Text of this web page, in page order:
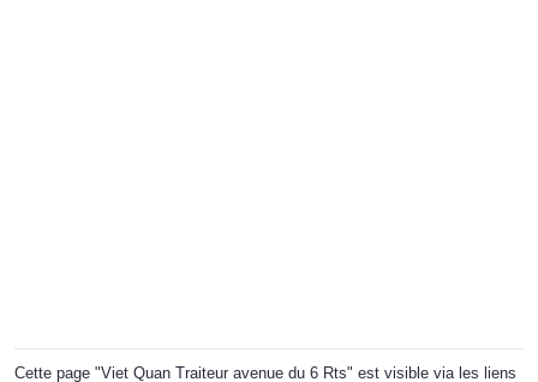
Cette page "Viet Quan Traiteur avenue du 6 Rts" est visible via les liens